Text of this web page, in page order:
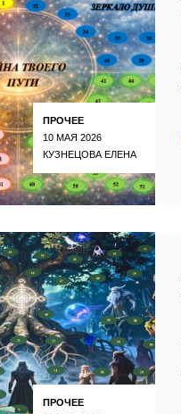
ПРОЧЕЕ
10 МАЯ 2026
КУЗНЕЦОВА ЕЛЕНА
ПРОЧЕЕ